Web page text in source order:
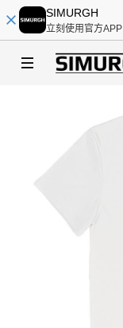
SIMURGH
立刻使用官方APP